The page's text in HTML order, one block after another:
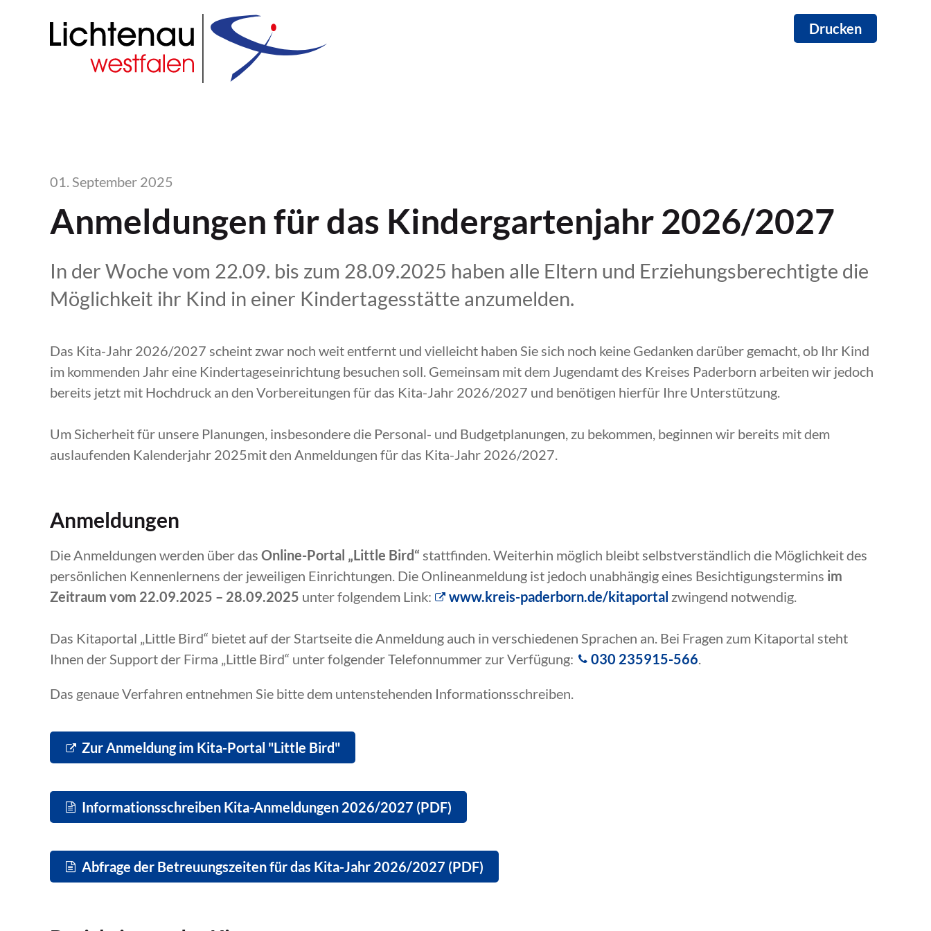
Drucken
01. September 2025
Anmeldungen für das Kindergartenjahr 2026/2027
In der Woche vom 22.09. bis zum 28.09.2025 haben alle Eltern und Erziehungsberechtigte die
Möglichkeit ihr Kind in einer Kindertagesstätte anzumelden.
Das Kita-Jahr 2026/2027 scheint zwar noch weit entfernt und vielleicht haben Sie sich noch keine Gedanken darüber gemacht, ob Ihr Kind
im kommenden Jahr eine Kindertageseinrichtung besuchen soll. Gemeinsam mit dem Jugendamt des Kreises Paderborn arbeiten wir jedoch
bereits jetzt mit Hochdruck an den Vorbereitungen für das Kita-Jahr 2026/2027 und benötigen hierfür Ihre Unterstützung.
Um Sicherheit für unsere Planungen, insbesondere die Personal- und Budgetplanungen, zu bekommen, beginnen wir bereits mit dem
auslaufenden Kalenderjahr 2025mit den Anmeldungen für das Kita-Jahr 2026/2027.
Anmeldungen
Die Anmeldungen werden über das Online-Portal „Little Bird“ stattfinden. Weiterhin möglich bleibt selbstverständlich die Möglichkeit des
persönlichen Kennenlernens der jeweiligen Einrichtungen. Die Onlineanmeldung ist jedoch unabhängig eines Besichtigungstermins im
Zeitraum vom 22.09.2025 – 28.09.2025 unter folgendem Link: www.kreis-paderborn.de/kitaportal zwingend notwendig.
Das Kitaportal „Little Bird“ bietet auf der Startseite die Anmeldung auch in verschiedenen Sprachen an. Bei Fragen zum Kitaportal steht
Ihnen der Support der Firma „Little Bird“ unter folgender Telefonnummer zur Verfügung:
030 235915-566.
Das genaue Verfahren entnehmen Sie bitte dem untenstehenden Informationsschreiben.
Zur Anmeldung im Kita-Portal "Little Bird"
Informationsschreiben Kita-Anmeldungen 2026/2027 (PDF)
Abfrage der Betreuungszeiten für das Kita-Jahr 2026/2027 (PDF)